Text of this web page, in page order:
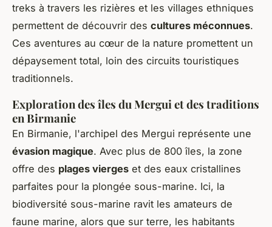
treks à travers les rizières et les villages ethniques
permettent de découvrir des cultures méconnues.
Ces aventures au cœur de la nature promettent un
dépaysement total, loin des circuits touristiques
traditionnels.
Exploration des îles du Mergui et des traditions
en Birmanie
En Birmanie, l'archipel des Mergui représente une
évasion magique. Avec plus de 800 îles, la zone
offre des plages vierges et des eaux cristallines
parfaites pour la plongée sous-marine. Ici, la
biodiversité sous-marine ravit les amateurs de
faune marine, alors que sur terre, les habitants